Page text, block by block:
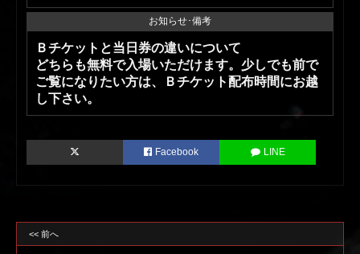
お知らせ･備考
Ｂチケットと当日券の違いについて
どちらも無料で入場いただけます。少しでも前で
ご覧になりたい方は、Ｂチケット配布時間にお越
し下さい。
Facebook LINE
<< 前へ